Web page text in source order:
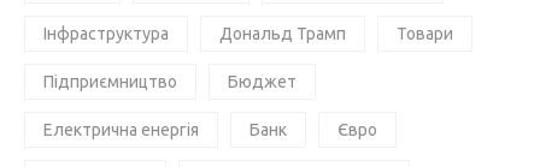
Інфраструктура Дональд Трамп Товари
Підприємництво Бюджет
Електрична енергія Банк Євро